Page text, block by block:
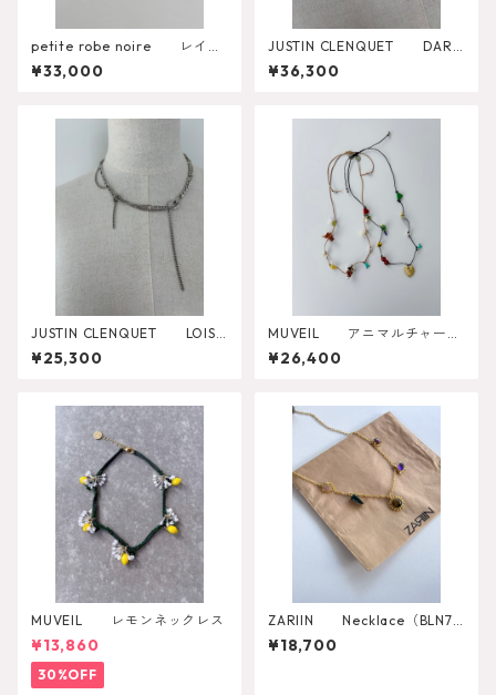
petite robe noire レイの
不揃いなお花【梅ちゃん】
メソシルバーネックレス
¥33,000
JUSTIN CLENQUET DARI
A SILVER NECKLACE 34J
C01DARIA1
¥36,300
JUSTIN CLENQUET LOIS
NECKLACE 34JC01LOIS1
¥25,300
MUVEIL アニマルチャーム
ネックレス
¥26,400
MUVEIL レモンネックレス
¥13,860
30%OFF
ZARIIN Necklace（BLN72
7）
¥18,700